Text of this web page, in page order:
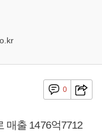
0
매출 1476억7712